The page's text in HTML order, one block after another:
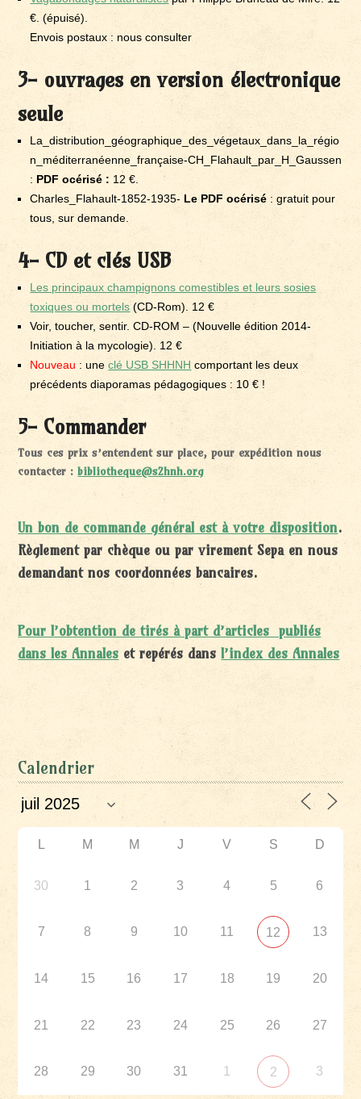
€. (épuisé).
Envois postaux : nous consulter
3- ouvrages en version électronique
seule
La_distribution_géographique_des_végetaux_dans_la_régio
n_méditerranéenne_française-CH_Flahault_par_H_Gaussen
: PDF océrisé : 12 €.
Charles_Flahault-1852-1935- Le PDF océrisé : gratuit pour
tous, sur demande.
4- CD et clés USB
Les principaux champignons comestibles et leurs sosies
toxiques ou mortels (CD-Rom). 12 €
Voir, toucher, sentir. CD-ROM – (Nouvelle édition 2014-
Initiation à la mycologie). 12 €
Nouveau : uneclé USB SHHNH comportant les deux
précédents diaporamas pédagogiques : 10 € !
5- Commander
Tous ces prix s’entendent sur place, pour expédition nous
contacter :bibliotheque@s2hnh.org
Un bon de commande général est à votre disposition.
Règlement par chèque ou par virement Sepa en nous
demandant nos coordonnées bancaires.
Pour l’obtention de tirés à part d’articles publiés
dans les Annales et repérés dansl’index des Annales
Calendrier
L M M J V S D
30 1 2 3 4 5 6
7 8 9 10 11 12 13
14 15 16 17 18 19 20
21 22 23 24 25 26 27
28 29 30 31 1 2 3